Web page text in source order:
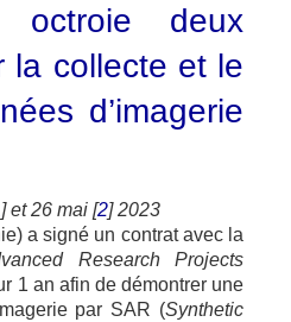
octroie deux
la collecte et le
d’imagerie
] et 26 mai [2] 2023
a signé un contrat avec la
Research Projects
1 an afin de démontrer une
par SAR (Synthetic